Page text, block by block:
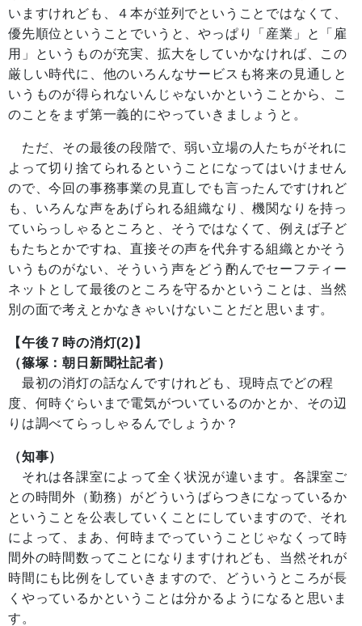
いますけれども、４本が並列でということではなくて、
優先順位ということでいうと、やっぱり「産業」と「雇
用」というものが充実、拡大をしていかなければ、この
厳しい時代に、他のいろんなサービスも将来の見通しと
いうものが得られないんじゃないかということから、こ
のことをまず第一義的にやっていきましょうと。
ただ、その最後の段階で、弱い立場の人たちがそれに
よって切り捨てられるということになってはいけません
ので、今回の事務事業の見直しでも言ったんですけれど
も、いろんな声をあげられる組織なり、機関なりを持っ
ていらっしゃるところと、そうではなくて、例えば子ど
もたちとかですね、直接その声を代弁する組織とかそう
いうものがない、そういう声をどう酌んでセーフティー
ネットとして最後のところを守るかということは、当然
別の面で考えとかなきゃいけないことだと思います。
【午後７時の消灯(2)】
（篠塚：朝日新聞社記者）
最初の消灯の話なんですけれども、現時点でどの程
度、何時ぐらいまで電気がついているのかとか、その辺
りは調べてらっしゃるんでしょうか？
（知事）
それは各課室によって全く状況が違います。各課室ご
との時間外（勤務）がどういうばらつきになっているか
ということを公表していくことにしていますので、それ
によって、まあ、何時までっていうことじゃなくって時
間外の時間数ってことになりますけれども、当然それが
時間にも比例をしていきますので、どういうところが長
くやっているかということは分かるようになると思いま
す。